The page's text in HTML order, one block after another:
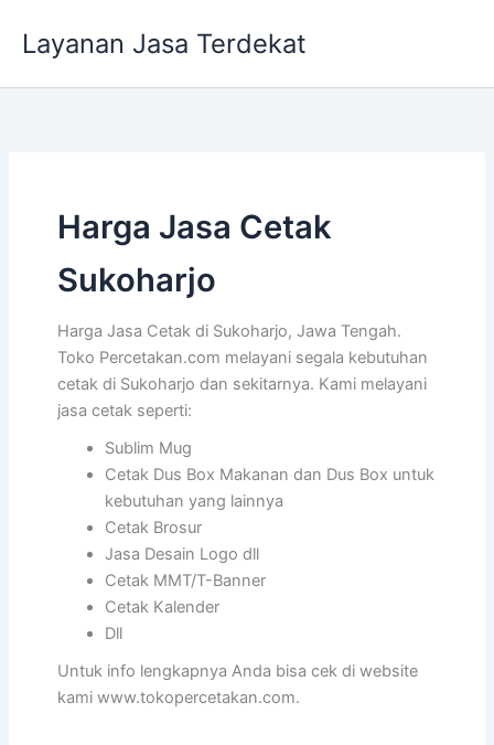
Layanan Jasa Terdekat
Harga Jasa Cetak
Sukoharjo
Harga Jasa Cetak di Sukoharjo, Jawa Tengah.
Toko Percetakan.com melayani segala kebutuhan
cetak di Sukoharjo dan sekitarnya. Kami melayani
jasa cetak seperti:
Sublim Mug
Cetak Dus Box Makanan dan Dus Box untuk
kebutuhan yang lainnya
Cetak Brosur
Jasa Desain Logo dll
Cetak MMT/T-Banner
Cetak Kalender
Dll
Untuk info lengkapnya Anda bisa cek di website
kami www.tokopercetakan.com.